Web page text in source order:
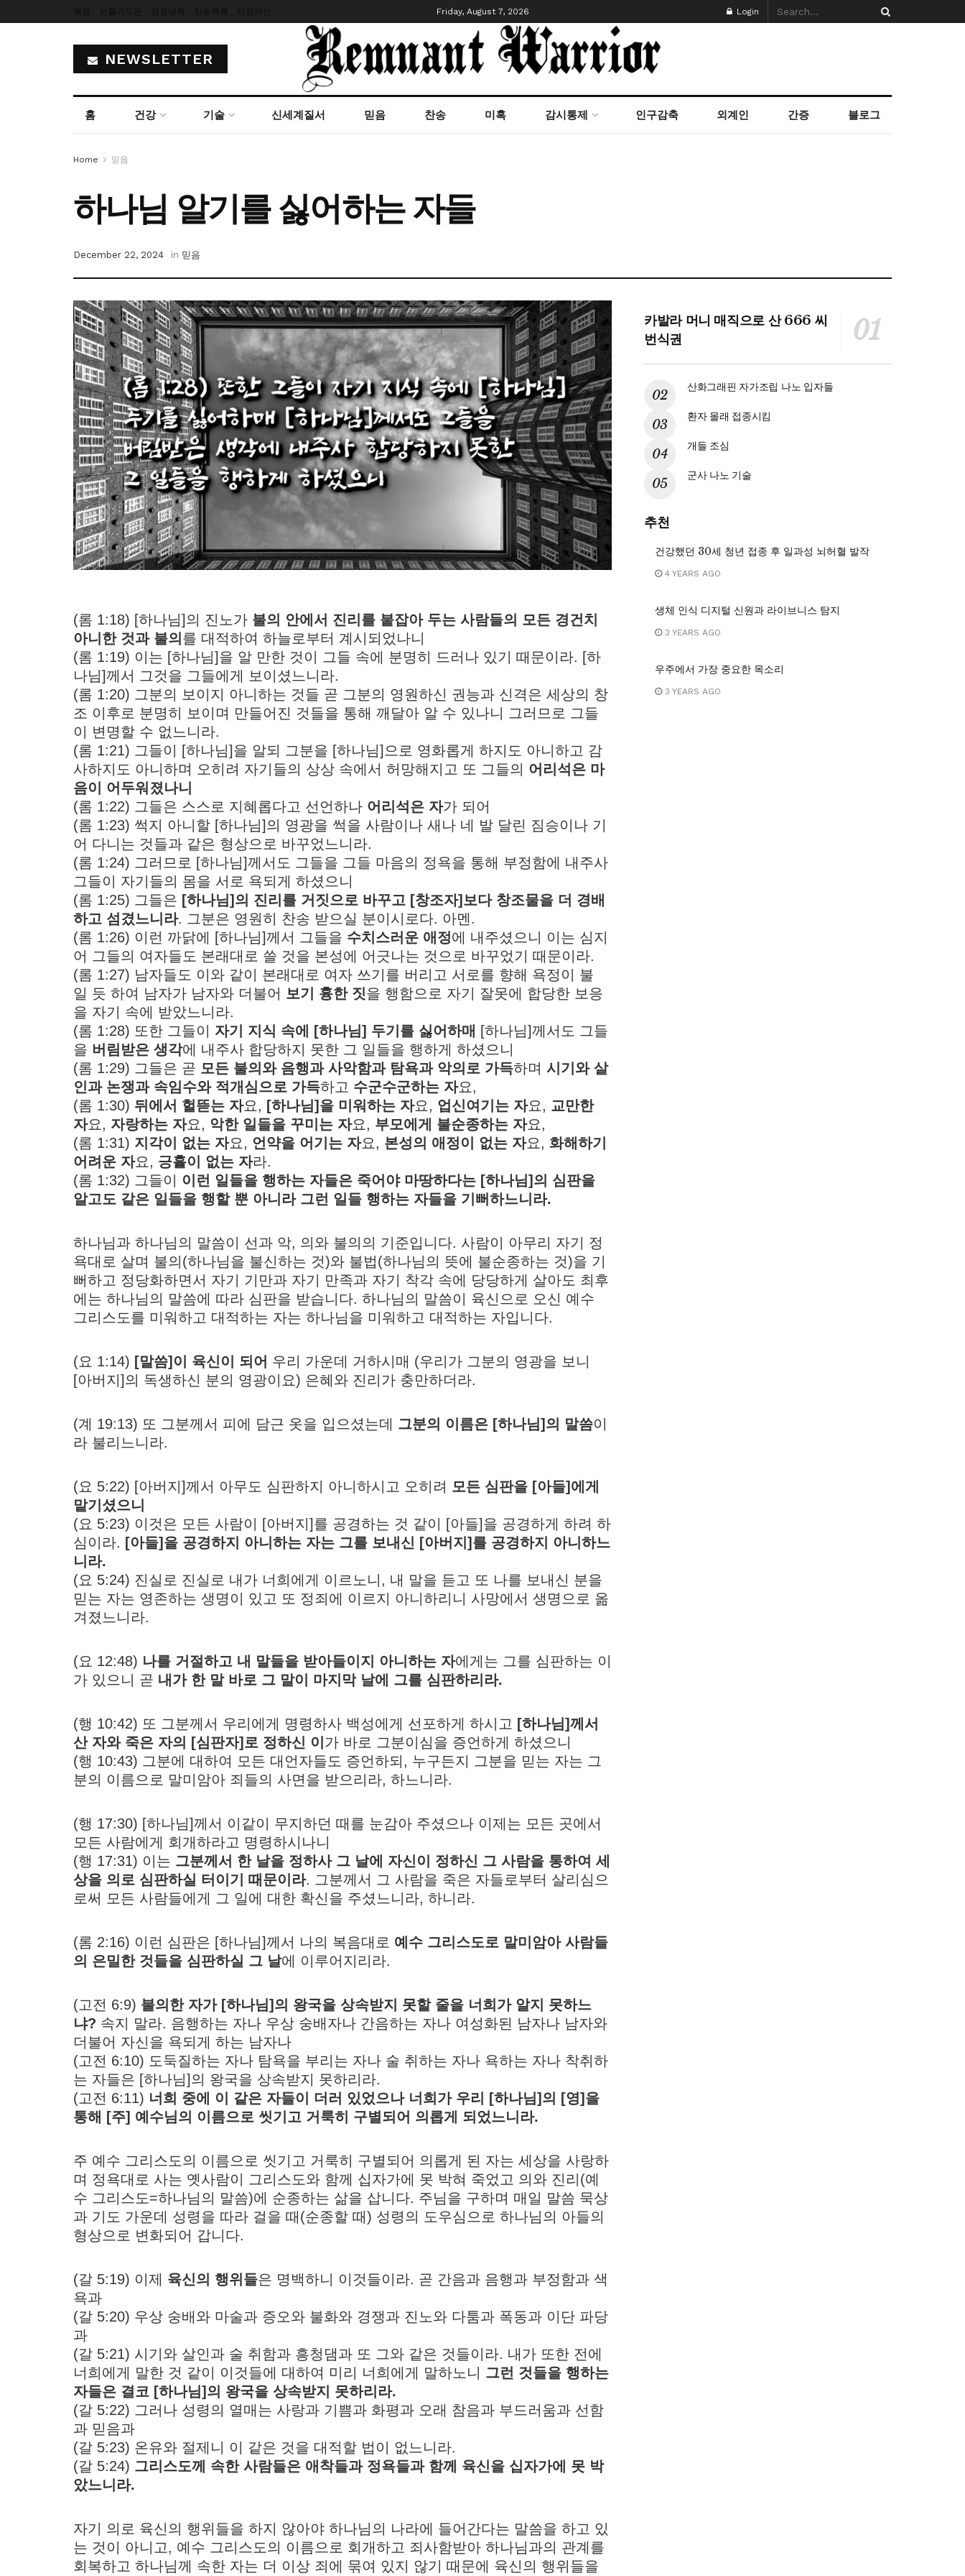
Friday, August 7, 2026 Login
NEWSLETTER
홈 건강 기술 신세계질서 믿음 찬송 미혹 감시통제 인구감축 외계인 간증 블로그
Home 믿음
하나님 알기를 싫어하는 자들
December 22, 2024 in 믿음
(롬 1:18) [하나님]의 진노가 불의 안에서 진리를 붙잡아 두는 사람들의 모든 경건치
아니한 것과 불의 를 대적하여 하늘로부터 계시되었나니
(롬 1:19) 이는 [하나님]을 알 만한 것이 그들 속에 분명히 드러나 있기 때문이라. [하
나님]께서 그것을 그들에게 보이셨느니라.
(롬 1:20) 그분의 보이지 아니하는 것들 곧 그분의 영원하신 권능과 신격은 세상의 창
조 이후로 분명히 보이며 만들어진 것들을 통해 깨달아 알 수 있나니 그러므로 그들
이 변명할 수 없느니라.
(롬 1:21) 그들이 [하나님]을 알되 그분을 [하나님]으로 영화롭게 하지도 아니하고 감
사하지도 아니하며 오히려 자기들의 상상 속에서 허망해지고 또 그들의 어리석은 마
음이 어두워졌나니
(롬 1:22) 그들은 스스로 지혜롭다고 선언하나 어리석은 자가 되어
(롬 1:23) 썩지 아니할 [하나님]의 영광을 썩을 사람이나 새나 네 발 달린 짐승이나 기
어 다니는 것들과 같은 형상으로 바꾸었느니라.
(롬 1:24) 그러므로 [하나님]께서도 그들을 그들 마음의 정욕을 통해 부정함에 내주사
그들이 자기들의 몸을 서로 욕되게 하셨으니
(롬 1:25) 그들은 [하나님]의 진리를 거짓으로 바꾸고 [창조자]보다 창조물을 더 경배
하고 섬겼느니라. 그분은 영원히 찬송 받으실 분이시로다. 아멘.
(롬 1:26) 이런 까닭에 [하나님]께서 그들을 수치스러운 애정에 내주셨으니 이는 심지
어 그들의 여자들도 본래대로 쓸 것을 본성에 어긋나는 것으로 바꾸었기 때문이라.
(롬 1:27) 남자들도 이와 같이 본래대로 여자 쓰기를 버리고 서로를 향해 욕정이 불
일 듯 하여 남자가 남자와 더불어 보기 흉한 짓을 행함으로 자기 잘못에 합당한 보응
을 자기 속에 받았느니라.
(롬 1:28) 또한 그들이 자기 지식 속에 [하나님] 두기를 싫어하매 [하나님]께서도 그들
을 버림받은 생각에 내주사 합당하지 못한 그 일들을 행하게 하셨으니
(롬 1:29) 그들은 곧 모든 불의와 음행과 사악함과 탐욕과 악의로 가득하며 시기와 살
인과 논쟁과 속임수와 적개심으로 가득하고 수군수군하는 자요,
(롬 1:30) 뒤에서 헐뜯는 자요, [하나님]을 미워하는 자요, 업신여기는 자요, 교만한
자요, 자랑하는 자요, 악한 일들을 꾸미는 자요, 부모에게 불순종하는 자요,
(롬 1:31) 지각이 없는 자요, 언약을 어기는 자요, 본성의 애정이 없는 자요, 화해하기
어려운 자요, 긍휼이 없는 자라.
(롬 1:32) 그들이 이런 일들을 행하는 자들은 죽어야 마땅하다는 [하나님]의 심판을
알고도 같은 일들을 행할 뿐 아니라 그런 일들 행하는 자들을 기뻐하느니라.
하나님과 하나님의 말씀이 선과 악, 의와 불의의 기준입니다. 사람이 아무리 자기 정
욕대로 살며 불의(하나님을 불신하는 것)와 불법(하나님의 뜻에 불순종하는 것)을 기
뻐하고 정당화하면서 자기 기만과 자기 만족과 자기 착각 속에 당당하게 살아도 최후
에는 하나님의 말씀에 따라 심판을 받습니다. 하나님의 말씀이 육신으로 오신 예수
그리스도를 미워하고 대적하는 자는 하나님을 미워하고 대적하는 자입니다.
(요 1:14) [말씀]이 육신이 되어 우리 가운데 거하시매 (우리가 그분의 영광을 보니
[아버지]의 독생하신 분의 영광이요) 은혜와 진리가 충만하더라.
(계 19:13) 또 그분께서 피에 담근 옷을 입으셨는데 그분의 이름은 [하나님]의 말씀이
라 불리느니라.
(요 5:22) [아버지]께서 아무도 심판하지 아니하시고 오히려 모든 심판을 [아들]에게
맡기셨으니
(요 5:23) 이것은 모든 사람이 [아버지]를 공경하는 것 같이 [아들]을 공경하게 하려 하
심이라. [아들]을 공경하지 아니하는 자는 그를 보내신 [아버지]를 공경하지 아니하느
니라.
(요 5:24) 진실로 진실로 내가 너희에게 이르노니, 내 말을 듣고 또 나를 보내신 분을
믿는 자는 영존하는 생명이 있고 또 정죄에 이르지 아니하리니 사망에서 생명으로 옮
겨졌느니라.
(요 12:48) 나를 거절하고 내 말들을 받아들이지 아니하는 자에게는 그를 심판하는 이
가 있으니 곧 내가 한 말 바로 그 말이 마지막 날에 그를 심판하리라.
(행 10:42) 또 그분께서 우리에게 명령하사 백성에게 선포하게 하시고 [하나님]께서
산 자와 죽은 자의 [심판자]로 정하신 이 가 바로 그분이심을 증언하게 하셨으니
(행 10:43) 그분에 대하여 모든 대언자들도 증언하되, 누구든지 그분을 믿는 자는 그
분의 이름으로 말미암아 죄들의 사면을 받으리라, 하느니라.
(행 17:30) [하나님]께서 이같이 무지하던 때를 눈감아 주셨으나 이제는 모든 곳에서
모든 사람에게 회개하라고 명령하시나니
(행 17:31) 이는 그분께서 한 날을 정하사 그 날에 자신이 정하신 그 사람을 통하여 세
상을 의로 심판하실 터이기 때문이라. 그분께서 그 사람을 죽은 자들로부터 살리심으
로써 모든 사람들에게 그 일에 대한 확신을 주셨느니라, 하니라.
(롬 2:16) 이런 심판은 [하나님]께서 나의 복음대로 예수 그리스도로 말미암아 사람들
의 은밀한 것들을 심판하실 그 날에 이루어지리라.
(고전 6:9) 불의한 자가 [하나님]의 왕국을 상속받지 못할 줄을 너희가 알지 못하느
냐? 속지 말라. 음행하는 자나 우상 숭배자나 간음하는 자나 여성화된 남자나 남자와
더불어 자신을 욕되게 하는 남자나
(고전 6:10) 도둑질하는 자나 탐욕을 부리는 자나 술 취하는 자나 욕하는 자나 착취하
는 자들은 [하나님]의 왕국을 상속받지 못하리라.
(고전 6:11) 너희 중에 이 같은 자들이 더러 있었으나 너희가 우리 [하나님]의 [영]을
통해 [주] 예수님의 이름으로 씻기고 거룩히 구별되어 의롭게 되었느니라.
주 예수 그리스도의 이름으로 씻기고 거룩히 구별되어 의롭게 된 자는 세상을 사랑하
며 정욕대로 사는 옛사람이 그리스도와 함께 십자가에 못 박혀 죽었고 의와 진리(예
수 그리스도=하나님의 말씀)에 순종하는 삶을 삽니다. 주님을 구하며 매일 말씀 묵상
과 기도 가운데 성령을 따라 걸을 때(순종할 때) 성령의 도우심으로 하나님의 아들의
형상으로 변화되어 갑니다.
(갈 5:19) 이제 육신의 행위들은 명백하니 이것들이라. 곧 간음과 음행과 부정함과 색
욕과
(갈 5:20) 우상 숭배와 마술과 증오와 불화와 경쟁과 진노와 다툼과 폭동과 이단 파당
과
(갈 5:21) 시기와 살인과 술 취함과 흥청댐과 또 그와 같은 것들이라. 내가 또한 전에
너희에게 말한 것 같이 이것들에 대하여 미리 너희에게 말하노니 그런 것들을 행하는
자들은 결코 [하나님]의 왕국을 상속받지 못하리라.
(갈 5:22) 그러나 성령의 열매는 사랑과 기쁨과 화평과 오래 참음과 부드러움과 선함
과 믿음과
(갈 5:23) 온유와 절제니 이 같은 것을 대적할 법이 없느니라.
(갈 5:24) 그리스도께 속한 사람들은 애착들과 정욕들과 함께 육신을 십자가에 못 박
았느니라.
자기 의로 육신의 행위들을 하지 않아야 하나님의 나라에 들어간다는 말씀을 하고 있
는 것이 아니고, 예수 그리스도의 이름으로 회개하고 죄사함받아 하나님과의 관계를
회복하고 하나님께 속한 자는 더 이상 죄에 묶여 있지 않기 때문에 육신의 행위들을
카발라 머니 매직으로 산 666 씨
번식권
산화그래핀 자가조립 나노 입자들
환자 몰래 접종시킴
개들 조심
군사 나노 기술
추천
건강했던 30세 청년 접종 후 일과성 뇌허혈 발작
4 YEARS AGO
생체 인식 디지털 신원과 라이브니스 탐지
3 YEARS AGO
우주에서 가장 중요한 목소리
3 YEARS AGO